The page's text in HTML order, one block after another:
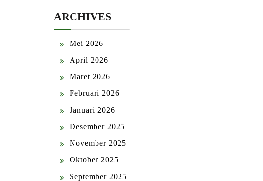
ARCHIVES
Mei 2026
April 2026
Maret 2026
Februari 2026
Januari 2026
Desember 2025
November 2025
Oktober 2025
September 2025